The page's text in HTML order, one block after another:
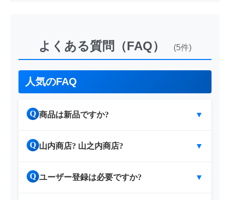
よくある質問（FAQ） (5件)
人気のFAQ
Q 商品は新品ですか? ▼
Q 山内商店? 山之内商店? ▼
Q ユーザー登録は必要ですか? ▼